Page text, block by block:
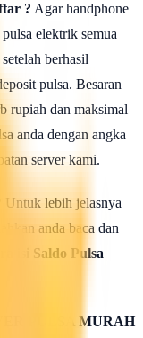
? Agar handphone
elektrik semua
berhasil
pulsa. Besaran
rupiah dan maksimal
anda dengan angka
server kami.
Untuk lebih jelasnya
anda baca dan
isi Saldo Pulsa
PULSA MURAH